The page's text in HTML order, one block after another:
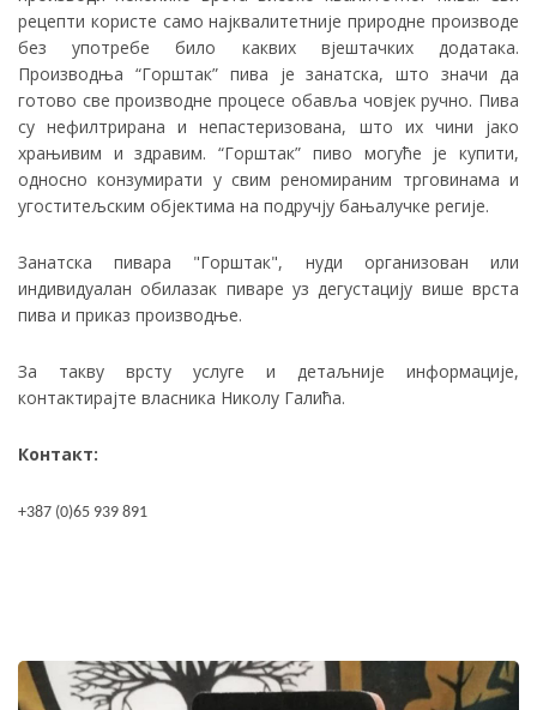
рецепти користе само најквалитетније природне производе
без употребе било каквих вјештачких додатака.
Производња “Горштак” пива је занатска, што значи да
готово све производне процесе обавља човјек ручно. Пива
су нефилтрирана и непастеризована, што их чини јако
храњивим и здравим. “Горштак” пиво могуће је купити,
односно конзумирати у свим реномираним трговинама и
угоститељским објектима на подручју бањалучке регије.
Занатска пивара "Горштак", нуди организован или
индивидуалан обилазак пиваре уз дегустацију више врста
пива и приказ производње.
За такву врсту услуге и детаљније информације,
контактирајте власника Николу Галића.
Контакт:
+387 (0)65 939 891